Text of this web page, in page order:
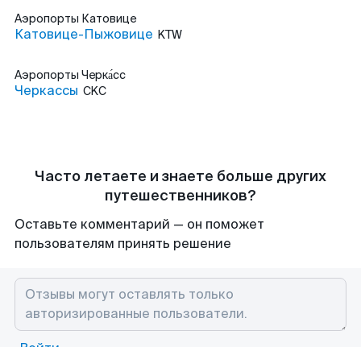
Аэропорты Катовице
Катовице-Пыжовице KTW
Аэропорты Черка́сс
Черкассы CKC
Часто летаете и знаете больше других
путешественников?
Оставьте комментарий — он поможет
пользователям принять решение